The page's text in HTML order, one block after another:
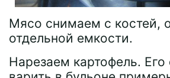
Мясо снимаем с костей,
отдельной емкости.
Нарезаем картофель. Его